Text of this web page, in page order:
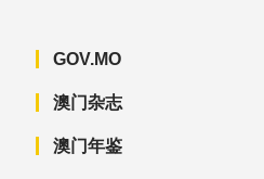
GOV.MO
澳门杂志
澳门年鉴